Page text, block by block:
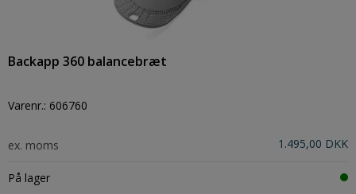
Backapp 360 balancebræt
Varenr.: 606760
ex. moms 1.495,00 DKK
På lager